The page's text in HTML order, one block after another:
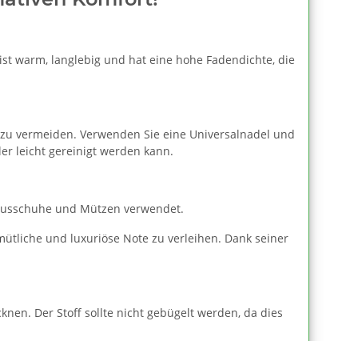
warm, langlebig und hat eine hohe Fadendichte, die
vermeiden. Verwenden Sie eine Universalnadel und
leicht gereinigt werden kann.
und Mützen verwendet.
und luxuriöse Note zu verleihen. Dank seiner
Der Stoff sollte nicht gebügelt werden, da dies